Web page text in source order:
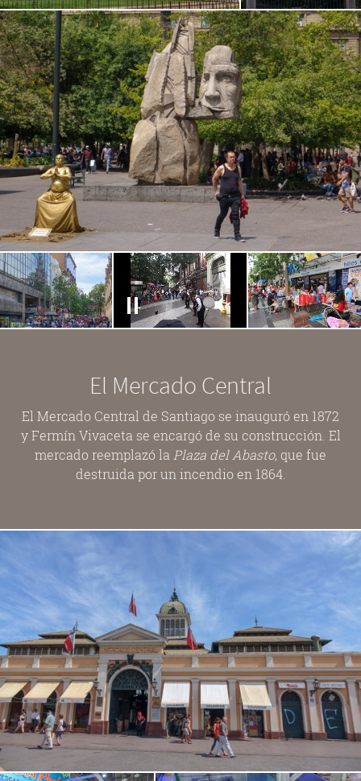
El Mercado Central
El Mercado Central de Santiago se inauguró en 1872
y Fermín Vivaceta se encargó de su construcción. El
mercado reemplazó la Plaza del Abasto, que fue
destruida por un incendio en 1864.